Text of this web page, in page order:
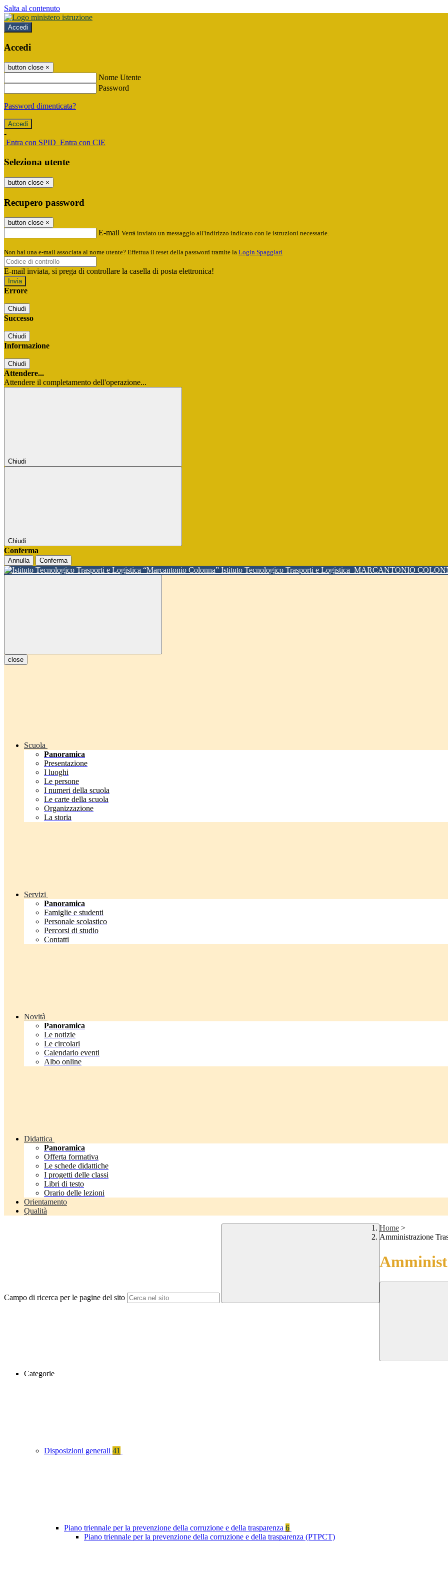
Salta al contenuto
Accedi
Accedi
button close ×
Nome Utente
Password
Password dimenticata?
-
Entra con SPID Entra con CIE
Seleziona utente
button close ×
Recupero password
button close ×
E-mail Verrà inviato un messaggio all'indirizzo indicato con le istruzioni necessarie.
Non hai una e-mail associata al nome utente? Effettua il reset della password tramite la Login Spaggiari
E-mail inviata, si prega di controllare la casella di posta elettronica!
Errore
Chiudi
Successo
Chiudi
Informazione
Chiudi
Attendere...
Attendere il completamento dell'operazione...
Chiudi
Chiudi
Conferma
Annulla Conferma
Istituto Tecnologico Trasporti e Logistica MARCANTONIO
close
Scuola
Panoramica
Presentazione
I luoghi
Le persone
I numeri della scuola
Le carte della scuola
Organizzazione
La storia
Servizi
Panoramica
Famiglie e studenti
Personale scolastico
Percorsi di studio
Contatti
Novità
Panoramica
Le notizie
Le circolari
Calendario eventi
Albo online
Didattica
Panoramica
Offerta formativa
Le schede didattiche
I progetti delle classi
Libri di testo
Orario delle lezioni
Orientamento
Qualità
Campo di ricerca per le pagine del sito
Home >
Amministrazione
Categorie
Disposizioni generali 41
Piano triennale per la prevenzione della corruzione e della trasparenza 6
Piano triennale per la prevenzione della corruzione e della trasparenza (PTPCT)